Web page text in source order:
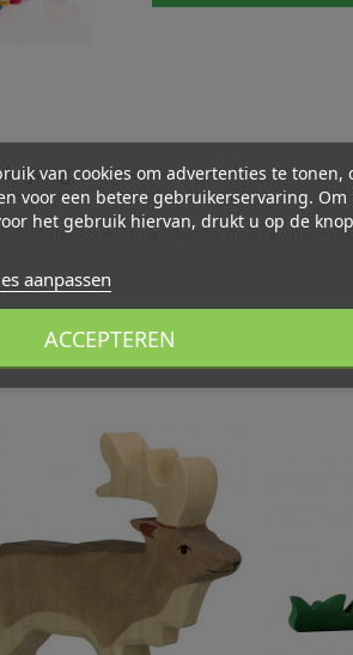
Beoordelingen (4)
Leuk om eindeloos mee te spelen
van cookies om advertenties te tonen,
voor een betere gebruikerservaring. Om
het gebruik hiervan, drukt u op de knop
aanpassen
ACCEPTEREN